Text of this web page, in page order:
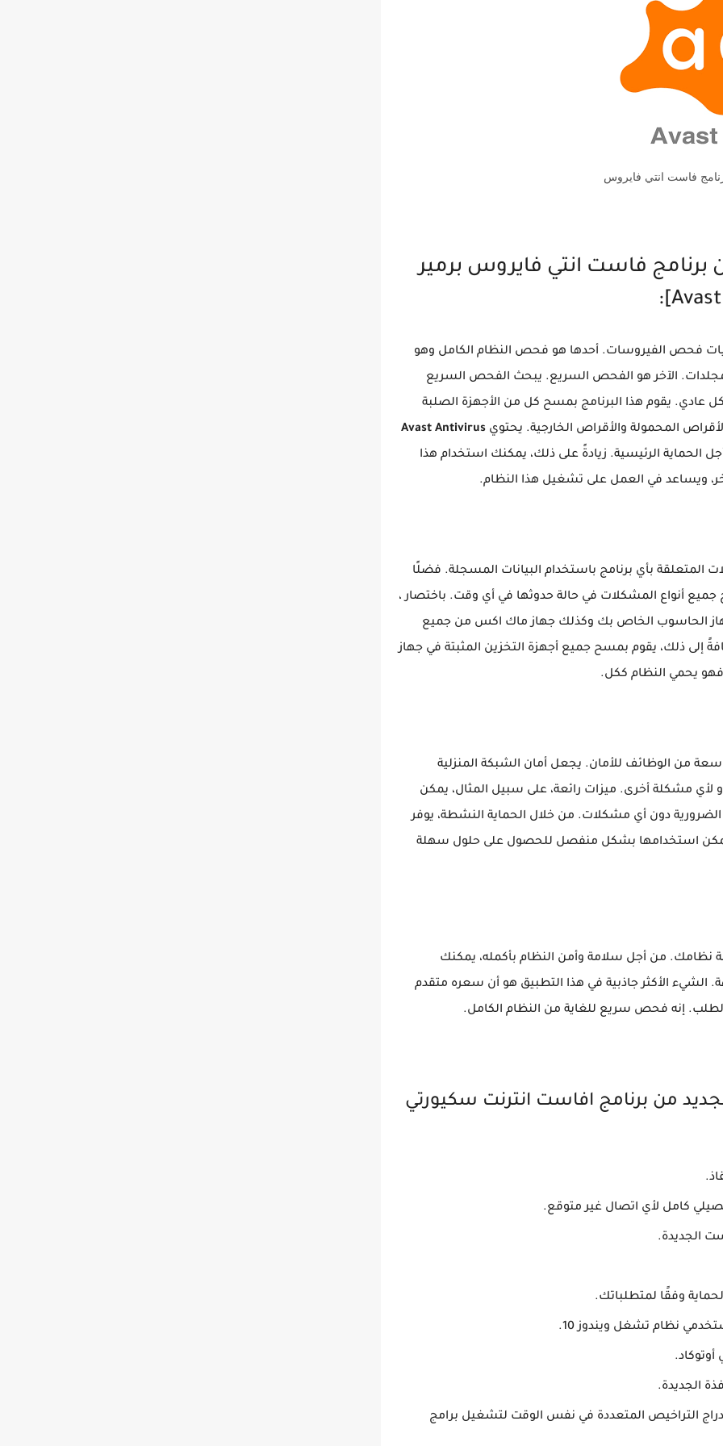
فاست انتي فايروس
فاست انتي فايروس برمير
فحص الفيروسات. أحدها هو فحص النظام الكامل وهو
الآخر هو الفحص السريع. يبحث الفحص السريع
عادي. يقوم هذا البرنامج بمسح كل من الأجهزة الصلبة
المحمولة والأقراص الخارجية. يحتوي Avast Antivirus
الحماية الرئيسية. زيادةً على ذلك، يمكنك استخدام هذا
ويساعد في العمل على تشغيل هذا النظام.
المتعلقة بأي برنامج باستخدام البيانات المسجلة. فضلًا
جميع أنواع المشكلات في حالة حدوثها في أي وقت. باختصار ،
جهاز الحاسوب الخاص بك وكذلك جهاز ماك اكس من جميع
إلى ذلك، يقوم بمسح جميع أجهزة التخزين المثبتة في جهاز
يحمي النظام ككل.
من الوظائف للأمان. يجعل أمان الشبكة المنزلية
لأي مشكلة أخرى. ميزات رائعة، على سبيل المثال، يمكن
الضرورية دون أي مشكلات. من خلال الحماية النشطة، يوفر
يمكن استخدامها بشكل منفصل للحصول على حلول سهلة
نظامك. من أجل سلامة وأمن النظام بأكمله، يمكنك
الأكثر جاذبية في هذا التطبيق هو أن سعره متقدم
إنه فحص سريع للغاية من النظام الكامل.
من برنامج افاست انترنت سكيورتي
كامل لأي اتصال غير متوقع.
الجديدة.
وفقًا لمتطلباتك.
نظام تشغل ويندوز 10.
الجديدة.
التراخيص المتعددة في نفس الوقت لتشغيل برامج